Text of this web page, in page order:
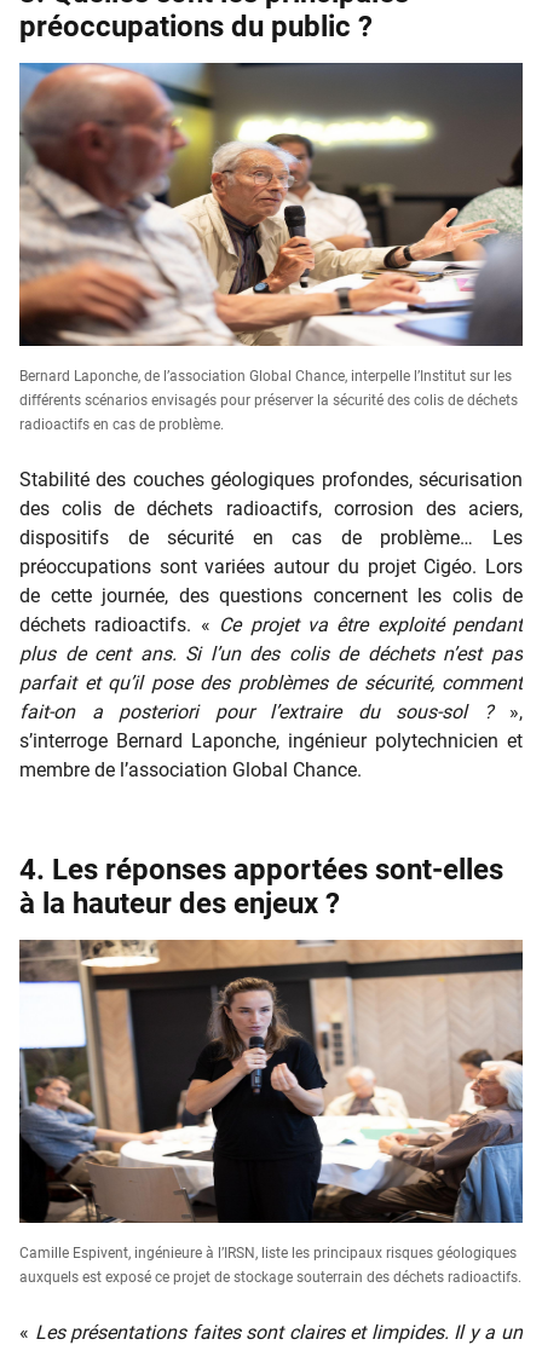
préoccupations du public ?
Bernard Laponche, de l’association Global Chance, interpelle l’Institut sur les
différents scénarios envisagés pour préserver la sécurité des colis de déchets
radioactifs en cas de problème.
Stabilité des couches géologiques profondes, sécurisation
des colis de déchets radioactifs, corrosion des aciers,
dispositifs de sécurité en cas de problème… Les
préoccupations sont variées autour du projet Cigéo. Lors
de cette journée, des questions concernent les colis de
déchets radioactifs. « Ce projet va être exploité pendant
plus de cent ans. Si l’un des colis de déchets n’est pas
parfait et qu’il pose des problèmes de sécurité, comment
fait-on a posteriori pour l’extraire du sous-sol ?»,
s’interroge Bernard Laponche, ingénieur polytechnicien et
membre de l’association Global Chance.
4. Les réponses apportées sont-elles
à la hauteur des enjeux ?
Camille Espivent, ingénieure à l’IRSN, liste les principaux risques géologiques
auxquels est exposé ce projet de stockage souterrain des déchets radioactifs.
« Les présentations faites sont claires et limpides. Il y a un